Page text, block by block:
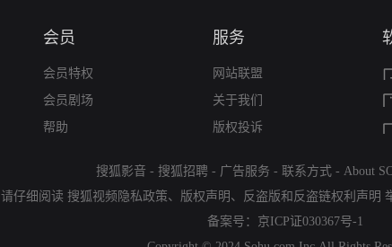
会员
会员特权
会员剧场
帮助
服务
网站联盟
关于我们
版权投诉
搜狐影音 - 搜狐招聘 - 广告服务 - 联系方式 - About
请仔细阅读 搜狐视频隐私政策、 版权声明 、 反盗版和反盗链权利声明
备案号： 京ICP证030367号-1